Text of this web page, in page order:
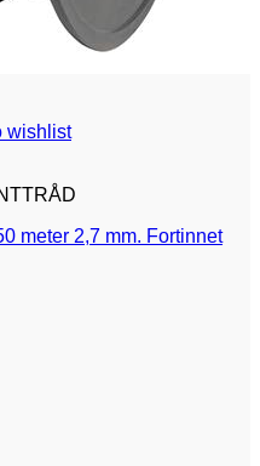
wishlist
meter 2,7 mm. Fortinnet